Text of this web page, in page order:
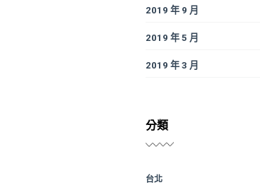
2019 年 9 月
2019 年 5 月
2019 年 3 月
分類
台北